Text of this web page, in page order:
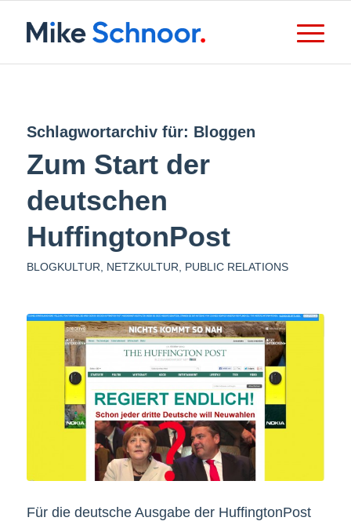
Schlagwortarchiv für: Bloggen
Zum Start der
deutschen
HuffingtonPost
BLOGKULTUR NETZKULTUR PUBLIC RELATIONS
Für die deutsche Ausgabe der HuffingtonPost